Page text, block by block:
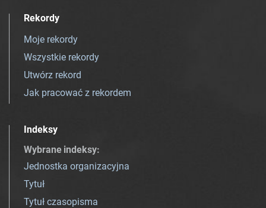
Rekordy
Moje rekordy
Wszystkie rekordy
Utwórz rekord
Jak pracować z rekordem
Indeksy
Wybrane indeksy:
Jednostka organizacyjna
Tytuł
Tytuł czasopisma